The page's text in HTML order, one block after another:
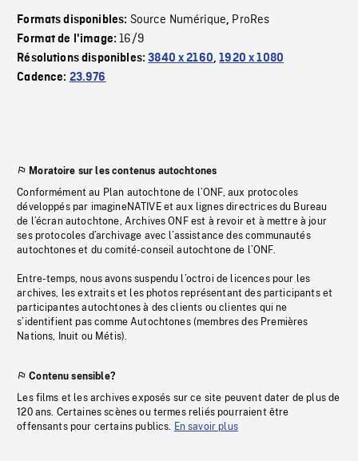
Formats disponibles: Source Numérique, ProRes
Format de l'image:16/9
Résolutions disponibles:3840 x 2160,1920 x 1080
Cadence: 23.976
Moratoire sur les contenus autochtones
Conformément au Plan autochtone de l’ONF, aux protocoles
développés par imagineNATIVE et aux lignes directrices du Bureau
de l’écran autochtone, Archives ONF est à revoir et à mettre à jour
ses protocoles d’archivage avec l’assistance des communautés
autochtones et du comité-conseil autochtone de l’ONF.
Entre-temps, nous avons suspendu l’octroi de licences pour les
archives, les extraits et les photos représentant des participants et
participantes autochtones à des clients ou clientes qui ne
s’identifient pas comme Autochtones (membres des Premières
Nations, Inuit ou Métis).
Contenu sensible?
Les films et les archives exposés sur ce site peuvent dater de plus de
120 ans. Certaines scènes ou termes reliés pourraient être
offensants pour certains publics. En savoir plus